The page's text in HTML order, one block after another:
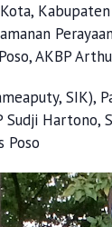
AKBP
SIK),
Hartono,
Poso